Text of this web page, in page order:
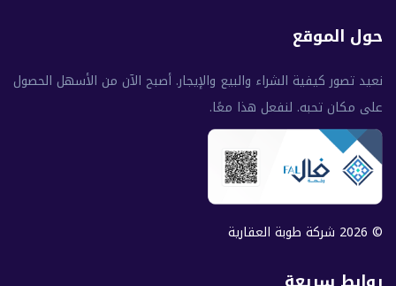
حول الموقع
نعيد تصور كيفية الشراء والبيع والإيجار. أصبح الآن من الأسهل الحصول
على مكان تحبه. لنفعل هذا معًا.
© 2026 شركة طوبة العقارية